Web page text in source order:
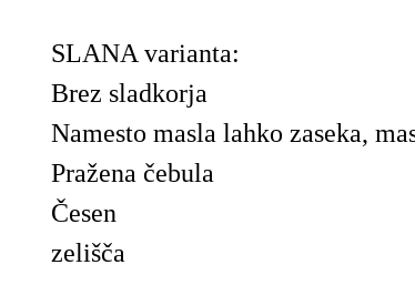
SLANA varianta:
Brez sladkorja
Namesto masla lahko zaseka,
Pražena čebula
Česen
zelišča